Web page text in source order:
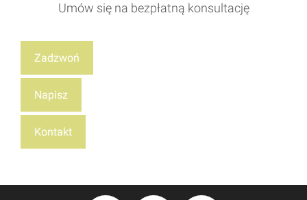
Umów się na bezpłatną konsultację
Zadzwoń
Napisz
Kontakt